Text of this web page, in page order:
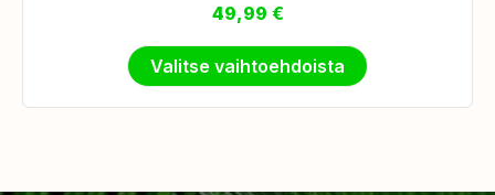
49,99 €
Valitse vaihtoehdoista